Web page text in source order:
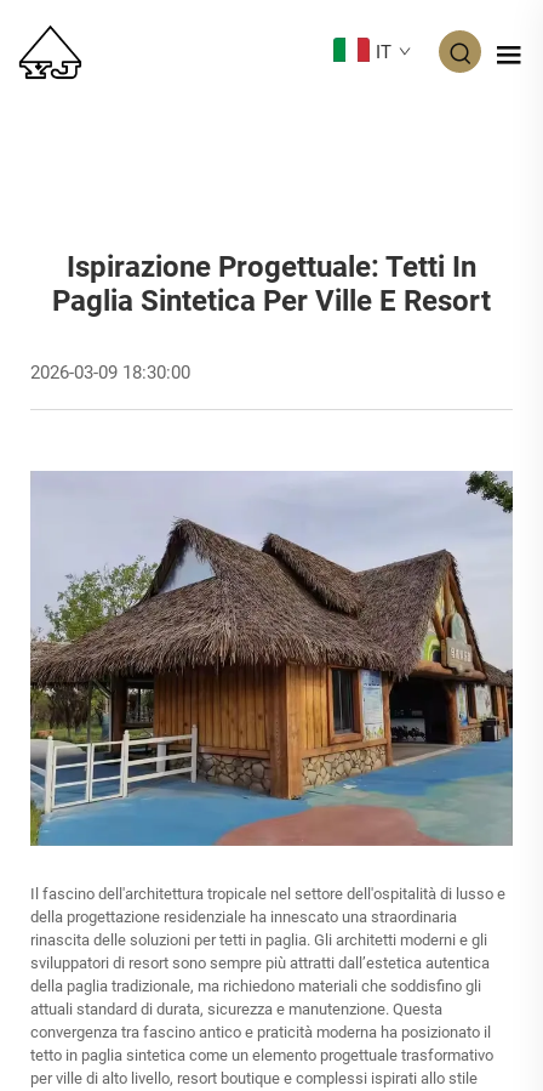
IT
Ispirazione Progettuale: Tetti In
Paglia Sintetica Per Ville E Resort
2026-03-09 18:30:00
Il fascino dell'architettura tropicale nel settore dell'ospitalità di lusso e
della progettazione residenziale ha innescato una straordinaria
rinascita delle soluzioni per tetti in paglia. Gli architetti moderni e gli
sviluppatori di resort sono sempre più attratti dall’estetica autentica
della paglia tradizionale, ma richiedono materiali che soddisfino gli
attuali standard di durata, sicurezza e manutenzione. Questa
convergenza tra fascino antico e praticità moderna ha posizionato il
tetto in paglia sintetica come un elemento progettuale trasformativo
per ville di alto livello, resort boutique e complessi ispirati allo stile